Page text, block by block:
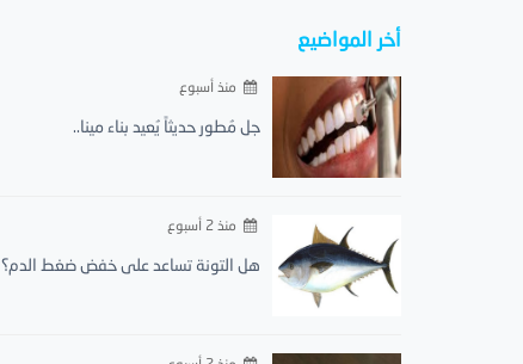
أخر المواضيع
منذ أسبوع
جل مُطور حديثاً يُعيد بناء مينا..
منذ 2 أسبوع
هل التونة تساعد على خفض ضغط الدم؟